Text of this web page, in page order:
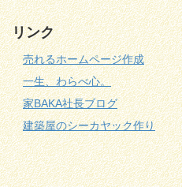
リンク
売れるホームページ作成
一生、わらべ心。
家BAKA社長ブログ
建築屋のシーカヤック作り